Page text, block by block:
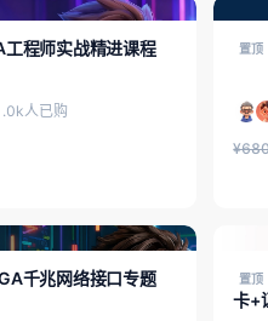
工程师实战精进课程
人已购
置顶
千兆网络接口专题 置顶
卡+